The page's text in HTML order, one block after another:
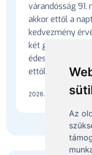
Az
várandósság 91.
akkor ettől a
kedvezmény
két gyermek
édesanyák szja
ettől a naptól?
2026. AUGUSZTUS